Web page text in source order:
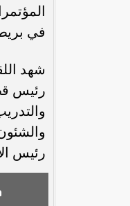
في
شهد
رئيس
رئيس